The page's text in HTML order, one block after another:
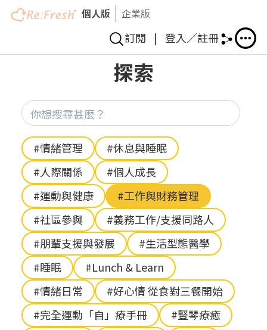
移
個人版 企業版
訂閱 | 登入／註冊
探索
Hashtag
#情緒管理
#休息與睡眠
#人際關係
#個人成長
#運動與健康
#工作與財務管理
#社區參與
#義務工作/支援同路人
#朋輩支援與發展
#生活型態醫學
#睡眠
#Lunch & Learn
#情緒日常
#好心情 從食對三餐開始
#完全運動「自」療手冊
#豎琴療癒